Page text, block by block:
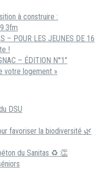
à construire :
– POUR LES JEUNES DE 16
!
– ÉDITION N°1”
votre logement »
DSU
favoriser la biodiversité 🌿
du Sanitas ♻ 👏